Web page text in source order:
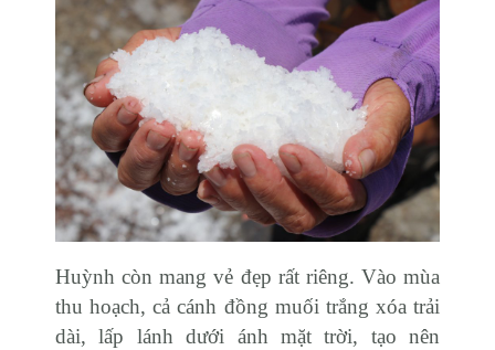
Huỳnh còn mang vẻ đẹp rất riêng. Vào mùa
thu hoạch, cả cánh đồng muối trắng xóa trải
dài, lấp lánh dưới ánh mặt trời, tạo nên